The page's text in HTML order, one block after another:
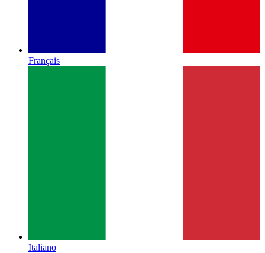
Français
Italiano